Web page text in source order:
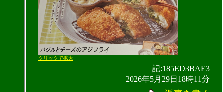
クリックで拡大
記:185ED3BAE3
2026年5月29日18時11分